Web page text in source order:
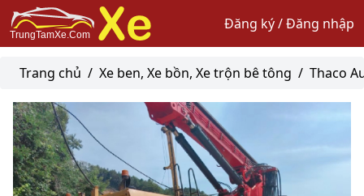
Đăng ký / Đăng nhập
Trang chủ / Xe ben, Xe bồn, Xe trộn bê tông / Thaco